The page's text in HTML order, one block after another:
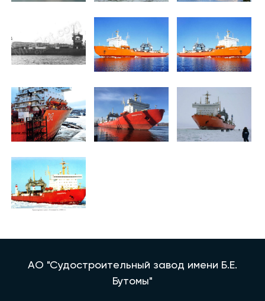
АО "Судостроительный завод имени Б.Е.
Бутомы"